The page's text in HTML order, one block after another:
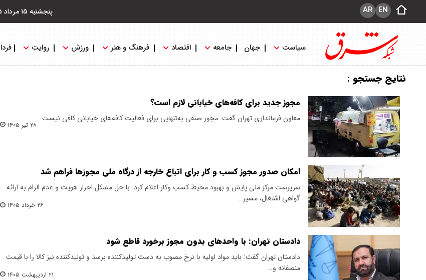
پنجشنبه ۱۵ مرداد ۱۴۰۵ EN
AR
سیاست جهان جامعه اقتصاد فرهنگ و هنر ورزش روایت فردا
نتایج جستجو :
مجوز جدید برای کافه‌های خیابانی لازم است؟
معاون فرمانداری تهران گفت: مجوز صنفی به‌تنهایی برای فعالیت کافه‌های خیابانی کافی نیست.
۲۸ تیر ۱۴۰۵
امکان صدور مجوز کسب و کار برای اتباع خارجه از درگاه ملی مجوز‌ها فراهم شد
سرپرست مرکز ملی پایش و بهبود محیط کسب وکار اعلام کرد: با حل مشکل احراز هویت و عدم الزام به ارائه
گواهی اشتغال، مسیر…
۲۶ خرداد ۱۴۰۵
دادستان تهران: با واحدهای بدون مجوز برخورد قاطع شود
دادستان تهران گفت: باید مواد اولیه با نرخ مصوب به دست تولیدکننده برسد و تولیدکننده نیز کالا را با قیمت
منصفانه و…
۲۱ اردیبهشت ۱۴۰۵